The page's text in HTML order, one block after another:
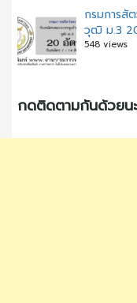
กรมการสั
วุฒิ ม.3
548 views
กดติดตามกันด้วยนะ